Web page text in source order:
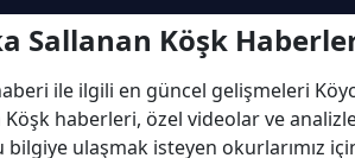
Sallanan Köşk
ile ilgili en güncel gelişmeleri
haberleri, özel videolar ve
ulaşmak isteyen okurlarımız